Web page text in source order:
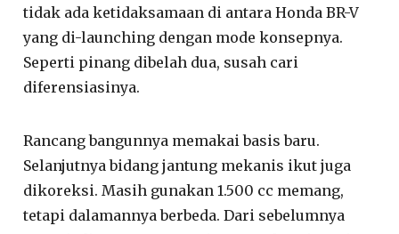
tidak ada ketidaksamaan di antara Honda BR-V
yang di-launching dengan mode konsepnya.
Seperti pinang dibelah dua, susah cari
diferensiasinya.
Rancang bangunnya memakai basis baru.
Selanjutnya bidang jantung mekanis ikut juga
dikoreksi. Masih gunakan 1.500 cc memang,
tetapi dalamannya berbeda. Dari sebelumnya